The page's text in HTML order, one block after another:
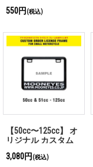
550円 (税込)
【50cc〜125cc】 オ
リジナル カスタム
プレート for スモー
3,080円 (税込)